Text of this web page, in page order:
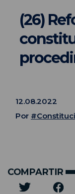
(26)
12.08.2022
Por
COMPARTIR